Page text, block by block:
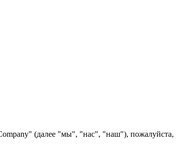
(далее "мы", "нас", "наш"), пожалуйста,